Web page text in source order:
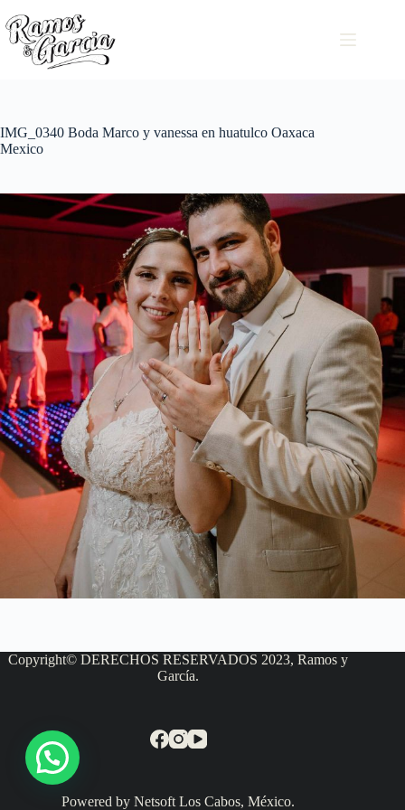
IMG_0340 Boda Marco y vanessa en huatulco Oaxaca
Mexico
Copyright© DERECHOS RESERVADOS 2023, Ramos y
García.
Powered by Netsoft Los Cabos, México.